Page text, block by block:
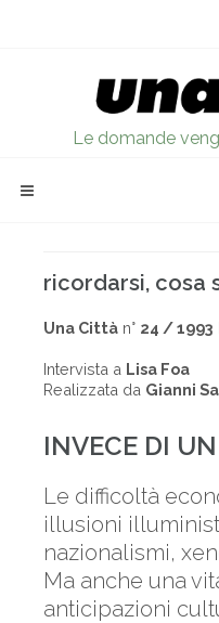
Le domande
ricordarsi, cosa
Una Città n° 24 / 1993
Intervista a Lisa Foa
Realizzata da Gianni
INVECE DI
Le difficoltà
illusioni
nazionalismi,
Ma anche una
anticipazioni